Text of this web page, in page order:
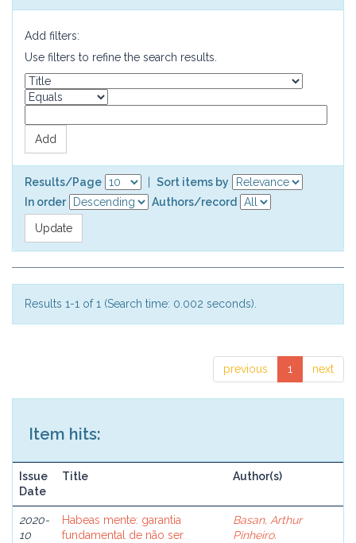
Add filters:
Use filters to refine the search results.
Results/Page
Sort items by
In order
Authors/record
Results 1-1 of 1 (Search time: 0.002 seconds).
previous 1 next
Item hits:
Issue
Date
Title Author(s)
2020-
10
Habeas mente: garantia
fundamental de não ser
Basan, Arthur
Pinheiro.